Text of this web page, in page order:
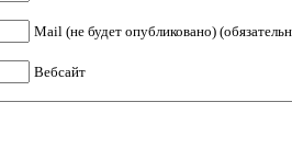
Mail (не будет опубликовано)
Вебсайт